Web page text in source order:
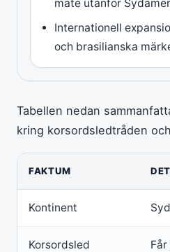
mate utanför
Internationell
och brasilianska
Tabellen nedan
kring korsordsledtråden
FAKTUM
Kontinent
Korsordsled